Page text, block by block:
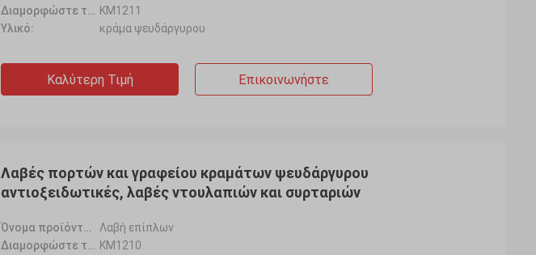
Το muy empresa buena una ES
cooperando estado hemos por ya, muy το
EN tiempo envios buena calidad Υ servicio
εμπιστευόμαστε ότι έχουμε την πολύ
περισσότερη επιχείρηση μπορούμε να
KM1211
Υλικό:
κράμα ψευδάργυρου
Καλύτερη Τιμή Επικοινωνήστε
Λαβές πορτών και γραφείου κραμάτων ψευδάργυρου
αντιοξειδωτικές, λαβές ντουλαπιών και συρταριών
Λαβή επίπλων
KM1210